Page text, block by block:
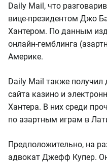
Daily Mail, что
вице-президентом Джо
Хантером. По данным
онлайн-гемблинга
Америке.
Daily Mail также получил
сайта казино и
Хантера. В них среди
по азартным играм в
Предположительно, на
адвокат Джефф Купер.